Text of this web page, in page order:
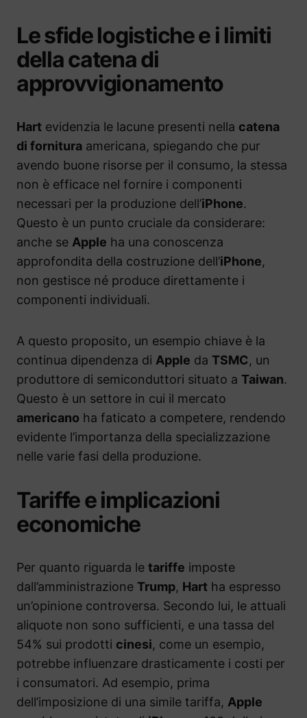
Le sfide logistiche e i limiti
della catena di
approvvigionamento
Hart evidenzia le lacune presenti nella catena
di fornitura americana, spiegando che pur
avendo buone risorse per il consumo, la stessa
non è efficace nel fornire i componenti
necessari per la produzione dell’iPhone.
Questo è un punto cruciale da considerare:
anche se Apple ha una conoscenza
approfondita della costruzione dell’iPhone,
non gestisce né produce direttamente i
componenti individuali.
A questo proposito, un esempio chiave è la
continua dipendenza di Apple da TSMC, un
produttore di semiconduttori situato a Taiwan.
Questo è un settore in cui il mercato
americano ha faticato a competere, rendendo
evidente l’importanza della specializzazione
nelle varie fasi della produzione.
Tariffe e implicazioni
economiche
Per quanto riguarda le tariffe imposte
dall’amministrazione Trump, Hart ha espresso
un’opinione controversa. Secondo lui, le attuali
aliquote non sono sufficienti, e una tassa del
54% sui prodotti cinesi, come un esempio,
potrebbe influenzare drasticamente i costi per
i consumatori. Ad esempio, prima
dell’imposizione di una simile tariffa, Apple